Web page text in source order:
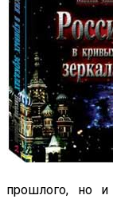
прошлого, но и